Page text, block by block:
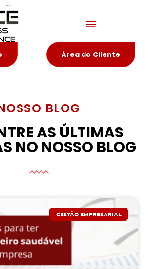
Área do Cliente
BLOG
AS ÚLTIMAS
NO NOSSO BLOG
GESTÃO EMPRESARIAL